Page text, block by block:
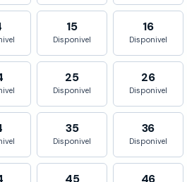
15
Disponivel
16
Disponivel
25
Disponivel
26
Disponivel
35
Disponivel
36
Disponivel
45 46